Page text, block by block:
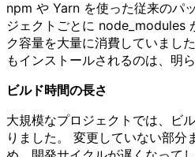
npm や Yarn を使った従来のパ
ジェクトごとに node_modules
ク容量を大量に消費していまし
もインストールされるのは、明
ビルド時間の長さ
大規模なプロジェクトでは、ビ
りました。 変更していない部分